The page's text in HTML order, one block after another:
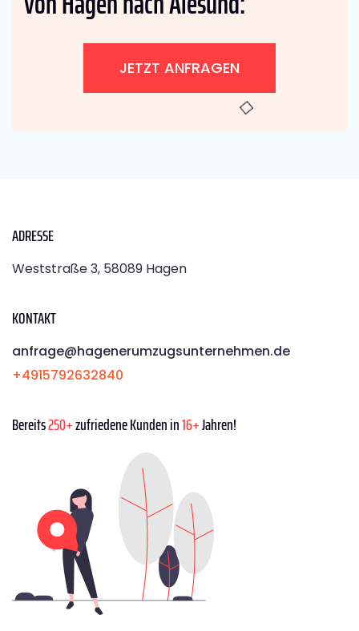
JETZT ANFRAGEN
ADRESSE
Weststraße 3, 58089 Hagen
KONTAKT
anfrage@hagenerumzugsunternehmen.de
+4915792632840
Bereits250+zufriedene Kunden in16+Jahren!